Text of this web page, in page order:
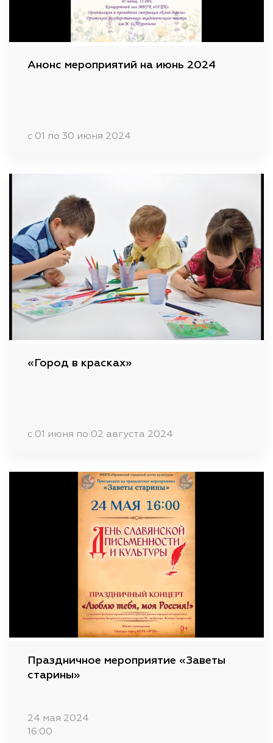
Анонс мероприятий на июнь 2024
c 01 по 30 июня 2024
«Город в красках»
c 01 июня по 02 августа 2024
Праздничное мероприятие «Заветы
старины»
24 мая 2024
16:00